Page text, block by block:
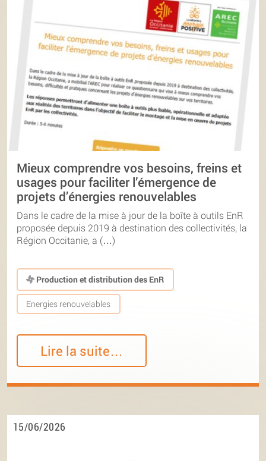
Mieux comprendre vos besoins, freins et
usages pour faciliter l’émergence de
projets d’énergies renouvelables
Dans le cadre de la mise à jour de la boîte à outils EnR
proposée depuis 2019 à destination des collectivités, la
Région Occitanie, a (…)
Production et distribution des EnR
Energies renouvelables
Lire la suite…
15/06/2026